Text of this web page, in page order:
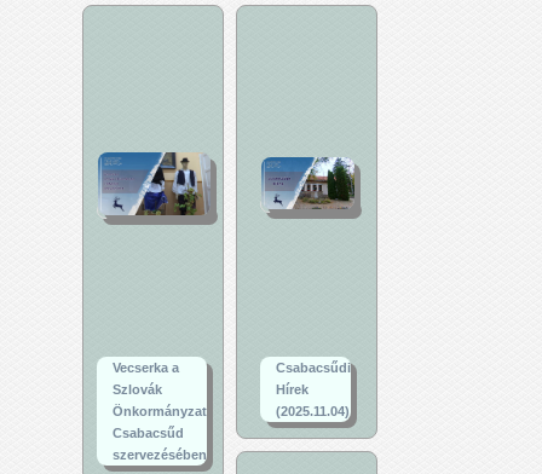
Vecserka a
Szlovák
Önkormányzat
Csabacsűd
szervezésében
Csabacsűdi
Hírek
(2025.11.04)